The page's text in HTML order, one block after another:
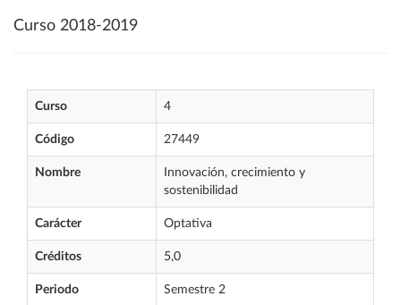
Curso 2018-2019
Curso 4
Código 27449
Nombre
Innovación, crecimiento y
sostenibilidad
Carácter Optativa
Créditos 5,0
Periodo Semestre 2